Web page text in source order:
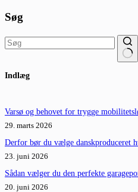
Søg
resultater
Indlæg
Varsø og behovet for trygge
29. marts 2026
Derfor bør du vælge danskproduceret
23. juni 2026
Sådan vælger du den perfekte
20. juni 2026